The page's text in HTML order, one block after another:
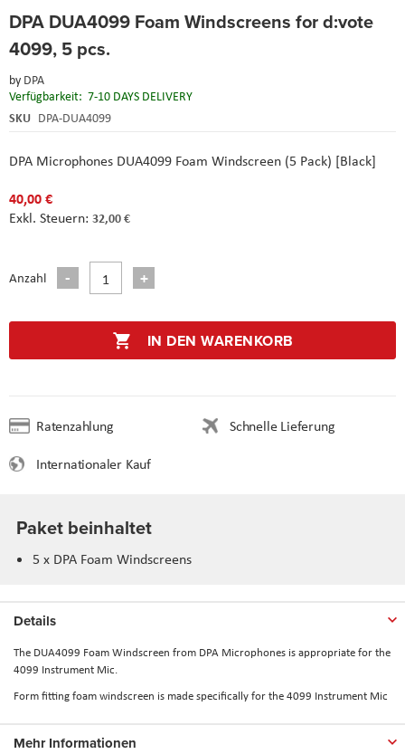
DPA DUA4099 Foam Windscreens for d:vote
4099, 5 pcs.
by DPA
Verfügbarkeit: 7-10 DAYS DELIVERY
SKU DPA-DUA4099
DPA Microphones DUA4099 Foam Windscreen (5 Pack) [Black]
40,00 €
32,00 €
Anzahl
IN DEN WARENKORB
Ratenzahlung
Schnelle Lieferung
Internationaler Kauf
to
beginning
the
images
gallery
Paket beinhaltet
5 x DPA Foam Windscreens
Details
The DUA4099 Foam Windscreen from DPA Microphones is appropriate for the
4099 Instrument Mic.
Form fitting foam windscreen is made specifically for the 4099 Instrument Mic
Mehr Informationen